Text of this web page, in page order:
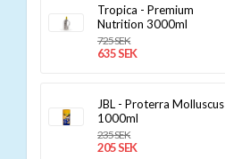
Tropica - Premium
Nutrition 3000ml
725 SEK
635 SEK
JBL - Proterra Molluscus
1000ml
235 SEK
205 SEK